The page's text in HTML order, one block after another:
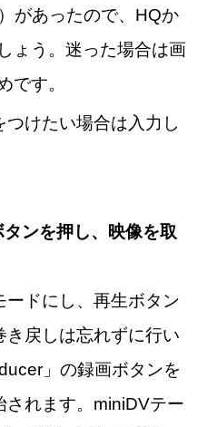
があったので、HQか
ょう。迷った場合は画
です。
けたい場合は入力し
ンを押し、映像を取
ードにし、再生ボタン
き戻しは忘れずに行い
」の録画ボタンを
れます。miniDVテー